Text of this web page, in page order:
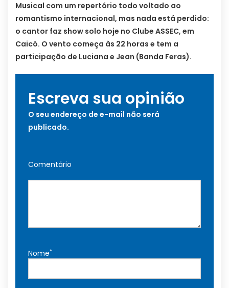
Musical com um repertório todo voltado ao
romantismo internacional, mas nada está perdido:
o cantor faz show solo hoje no Clube ASSEC, em
Caicó. O vento começa às 22 horas e tem a
participação de Luciana e Jean (Banda Feras).
Escreva sua opinião
O seu endereço de e-mail não será
publicado.
Comentário
Nome*